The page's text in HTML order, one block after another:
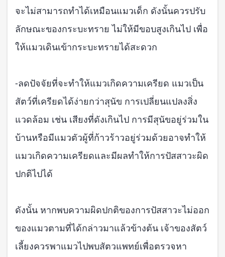
จะไม่สามารถทำได้เหมือนแมวเด็ก ดังนั้นควรปรับ
ลักษณะของกระบะทราย ไม่ให้มีขอบสูงเกินไป เพื่อ
ให้แมวเดินเข้ากระบะทรายได้สะดวก
-ลดปัจจัยที่จะทำให้แมวเกิดความเครียด แมวเป็น
สัตว์ที่เครียดได้ง่ายกว่าสุนัข การเปลี่ยนแปลงสิ่ง
แวดล้อม เช่น เสียงที่ดังเกินไป การมีสุนัขอยู่ร่วมใน
บ้านหรือมีแมวตัวผู้ที่ก้าวร้าวอยู่ร่วมด้วยอาจทำให้
แมวเกิดความเครียดและมีผลทำให้การปัสสาวะผิด
ปกติไปได้
ดังนั้น หากพบความผิดปกติของการปัสสาวะไม่ออก
ของแมวตามที่ได้กล่าวมาแล้วข้างต้น เจ้าของสัตว์
เลี้ยงควรพาแมวไปพบสัตวแพทย์เพื่อตรวจหา